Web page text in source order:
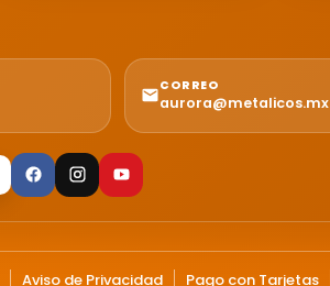
CORREO
aurora@metalicos.mx
Aviso de Privacidad Pago con Tarjetas